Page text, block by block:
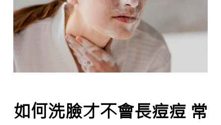
如何洗臉才不會長痘痘 常